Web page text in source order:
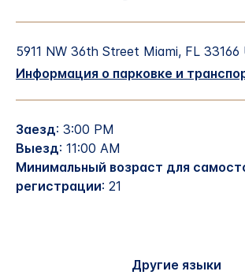
5911 NW 36th Street Miami, FL 33166
Информация о парковке и
Заезд: 3:00 PM
Выезд: 11:00 AM
Минимальный возраст для
регистрации: 21
Другие языки